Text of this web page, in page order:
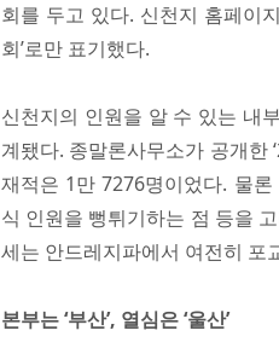
회를 두고 있다. 신천지 홈페이
회’로만 표기했다.
신천지의 인원을 알 수 있는 내
계됐다. 종말론사무소가 공개한
재적은 1만 7276명이었다. 물
식 인원을 뻥튀기하는 점 등을
세는 안드레지파에서 여전히 포
본부는 ‘부산’, 열심은 ‘울산’